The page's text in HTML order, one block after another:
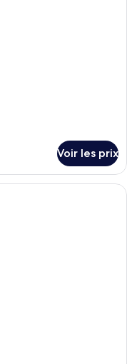
Voir les prix